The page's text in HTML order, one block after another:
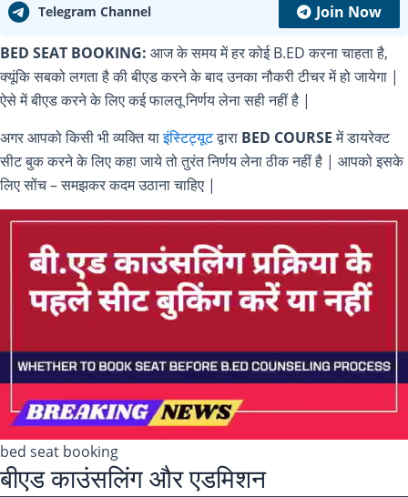
Telegram Channel Join Now
BED SEAT BOOKING: आज के समय में हर कोई B.ED करना चाहता है,
क्यूंकि सबको लगता है की बीएड करने के बाद उनका नौकरी टीचर में हो जायेगा |
ऐसे में बीएड करने के लिए कई फालतू निर्णय लेना सही नहीं है |
अगर आपको किसी भी व्यक्ति याइंस्टिट्यूटद्वारा BED COURSEमें डायरेक्ट
सीट बुक करने के लिए कहा जाये तो तुरंत निर्णय लेना ठीक नहीं है | आपको इसके
लिए सोंच – समझकर कदम उठाना चाहिए |
bed seat booking
बीएड काउंसलिंग और एडमिशन